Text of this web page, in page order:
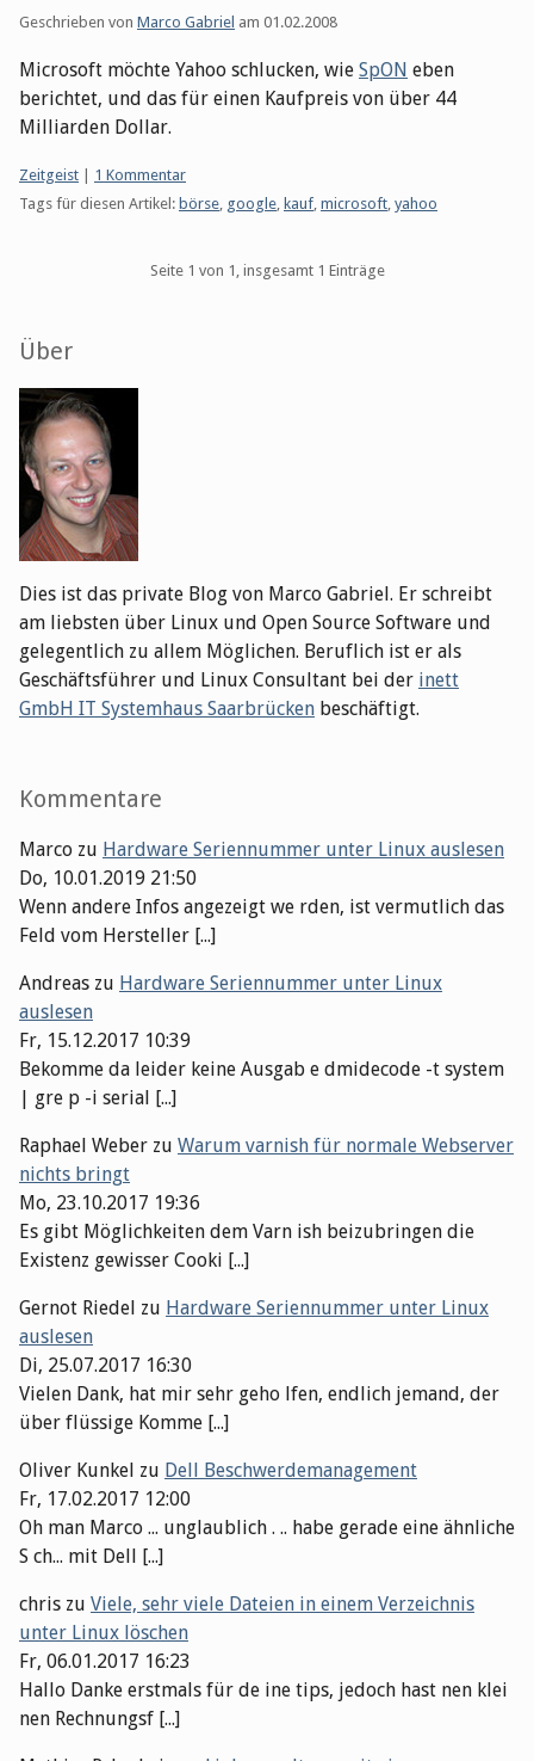
Geschrieben von Marco Gabriel am 01.02.2008
Microsoft möchte Yahoo schlucken, wie SpON eben
berichtet, und das für einen Kaufpreis von über 44
Milliarden Dollar.
Kategorien:
Zeitgeist
1 Kommentar
Tags für diesen Artikel: börse, google, kauf, microsoft, yahoo
Seite 1 von 1, insgesamt 1 Einträge
Seitenleiste
Über
Dies ist das private Blog von Marco Gabriel. Er schreibt
am liebsten über Linux und Open Source Software und
gelegentlich zu allem Möglichen. Beruflich ist er als
Geschäftsführer und Linux Consultant bei der inett
GmbH IT Systemhaus Saarbrücken beschäftigt.
Kommentare
Marco zu Hardware Seriennummer unter Linux auslesen
Do, 10.01.2019 21:50
Wenn andere Infos angezeigt we rden, ist vermutlich das
Feld vom Hersteller [...]
Andreas zu Hardware Seriennummer unter Linux
auslesen
Fr, 15.12.2017 10:39
Bekomme da leider keine Ausgab e dmidecode -t system
| gre p -i serial [...]
Raphael Weber zu Warum varnish für normale Webserver
nichts bringt
Mo, 23.10.2017 19:36
Es gibt Möglichkeiten dem Varn ish beizubringen die
Existenz gewisser Cooki [...]
Gernot Riedel zu Hardware Seriennummer unter Linux
auslesen
Di, 25.07.2017 16:30
Vielen Dank, hat mir sehr geho lfen, endlich jemand, der
über flüssige Komme [...]
Oliver Kunkel zu Dell Beschwerdemanagement
Fr, 17.02.2017 12:00
Oh man Marco ... unglaublich . .. habe gerade eine ähnliche
S ch... mit Dell [...]
chris zu Viele, sehr viele Dateien in einem Verzeichnis
unter Linux löschen
Fr, 06.01.2017 16:23
Hallo Danke erstmals für de ine tips, jedoch hast nen klei
nen Rechnungsf [...]